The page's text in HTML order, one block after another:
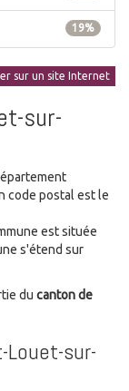
19%
sur un site Internet
sur-
code postal est le
est située
s'étend sur
du canton de
Louet-sur-